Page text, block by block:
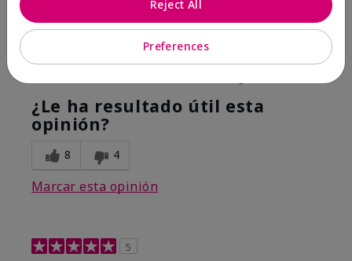
Dynamic Wrinkle Limiter™
Hope it helps
¿Le ha resultado útil esta
opinión?
8 4
Marcar esta opinión
5
Preferences
Reject All